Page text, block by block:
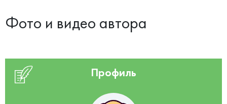
Фото и видео автора
Профиль